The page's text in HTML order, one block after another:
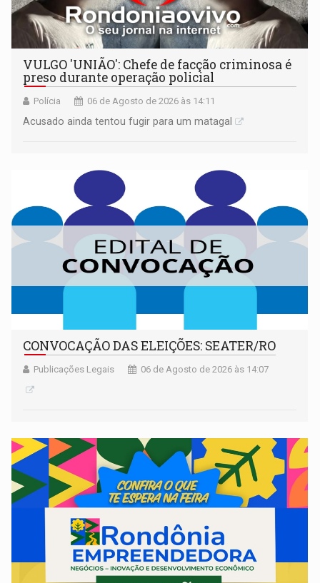
VULGO 'UNIÃO': Chefe de facção criminosa é
preso durante operação policial
Polícia 06 de Agosto de 2026 às 14:11
Acusado ainda tentou fugir para um matagal
CONVOCAÇÃO DAS ELEIÇÕES: SEATER/RO
Publicações Legais 06 de Agosto de 2026 às 14:07